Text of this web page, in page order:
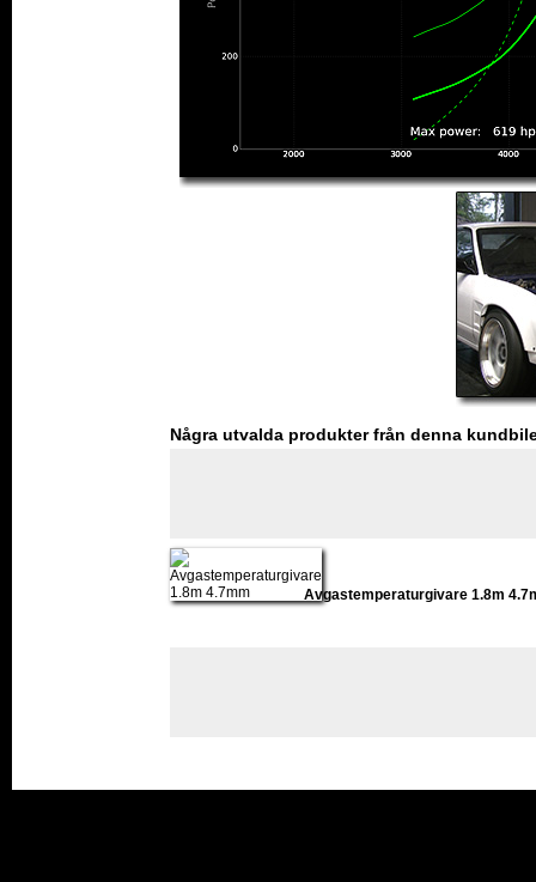
Några utvalda produkter från denna
Avgastemperaturgivare 1.8m